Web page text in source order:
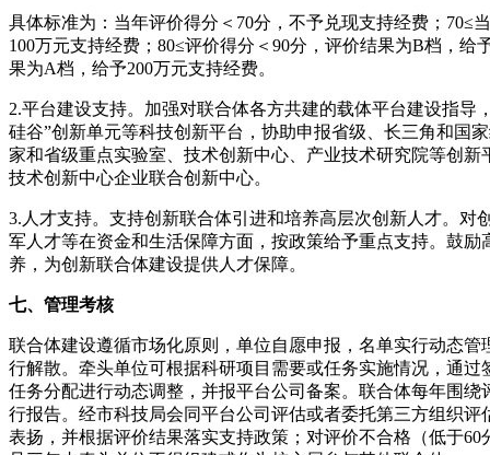
具体标准为：当年评价得分＜70分，不予兑现支持经费；70≤
100万元支持经费；80≤评价得分＜90分，评价结果为B档，给
果为A档，给予200万元支持经费。
2.平台建设支持。加强对联合体各方共建的载体平台建设指导
硅谷”创新单元等科技创新平台，协助申报省级、长三角和国
家和省级重点实验室、技术创新中心、产业技术研究院等创
技术创新中心企业联合创新中心。
3.人才支持。支持创新联合体引进和培养高层次创新人才。对
军人才等在资金和生活保障方面，按政策给予重点支持。鼓
养，为创新联合体建设提供人才保障。
七、管理考核
联合体建设遵循市场化原则，单位自愿申报，名单实行动态
行解散。牵头单位可根据科研项目需要或任务实施情况，通
任务分配进行动态调整，并报平台公司备案。联合体每年围
行报告。经市科技局会同平台公司评估或者委托第三方组织
表扬，并根据评价结果落实支持政策；对评价不合格（低于